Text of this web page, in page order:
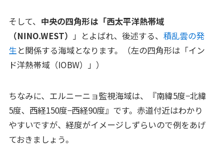
そして、 中央の四角形は「西太平洋熱帯域
（NINO.WEST） 」とよばれ、後述する、 積乱雲の発
生と関係する海域となります。（左の四角形は「イン
ド洋熱帯域（IOBW）」）
ちなみに、エルニーニョ監視海域は、『南緯5度−北緯
5度、西経150度−西経90度』です。赤道付近はわかり
やすいですが、経度がイメージしずらいので例をあげ
ておきましょう。